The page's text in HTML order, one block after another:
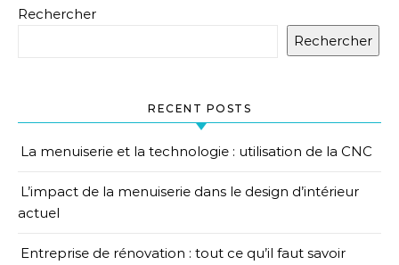
Rechercher
Rechercher
RECENT POSTS
La menuiserie et la technologie : utilisation de la CNC
L’impact de la menuiserie dans le design d’intérieur
actuel
Entreprise de rénovation : tout ce qu’il faut savoir